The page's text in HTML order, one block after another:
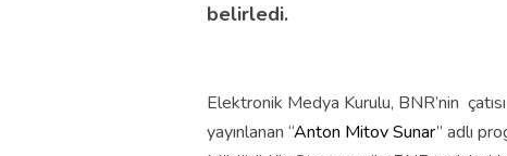
belirledi.
Elektronik Medya Kurulu, BNR’nin
yayınlanan “Anton Mitov Sunar” adlı